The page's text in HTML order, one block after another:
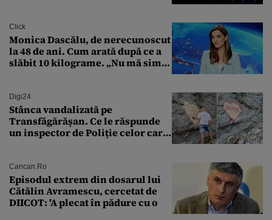
Click
Monica Dascălu, de nerecunoscut
la 48 de ani. Cum arată după ce a
slăbit 10 kilograme. „Nu mă simt
Digi24
Stânca vandalizată pe
Transfăgărășan. Ce le răspunde
un inspector de Poliție celor care
Cancan.ro
Episodul extrem din dosarul lui
Cătălin Avramescu, cercetat de
DIICOT: 'A plecat în pădure cu o